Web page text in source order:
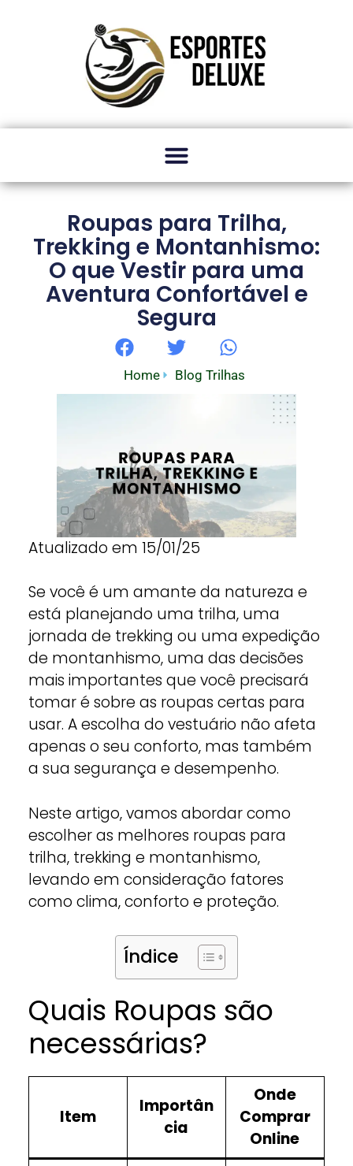
Roupas para Trilha,
Trekking e Montanhismo:
O que Vestir para uma
Aventura Confortável e
Segura
Home Blog Trilhas
Atualizado em 15/01/25
Se você é um amante da natureza e
está planejando uma trilha, uma
jornada de trekking ou uma expedição
de montanhismo, uma das decisões
mais importantes que você precisará
tomar é sobre as roupas certas para
usar. A escolha do vestuário não afeta
apenas o seu conforto, mas também
a sua segurança e desempenho.
Neste artigo, vamos abordar como
escolher as melhores roupas para
trilha, trekking e montanhismo,
levando em consideração fatores
como clima, conforto e proteção.
Índice
Quais Roupas são
necessárias?
Item
Importân
cia
Onde
Comprar
Online